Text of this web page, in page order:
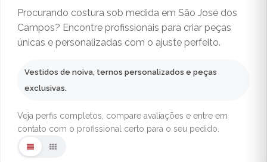
Procurando costura sob medida em São José dos
Campos? Encontre profissionais para criar peças
únicas e personalizadas com o ajuste perfeito.
Vestidos de noiva, ternos personalizados e peças
exclusivas.
Veja perfis completos, compare avaliações e entre em
contato com o profissional certo para o seu pedido.